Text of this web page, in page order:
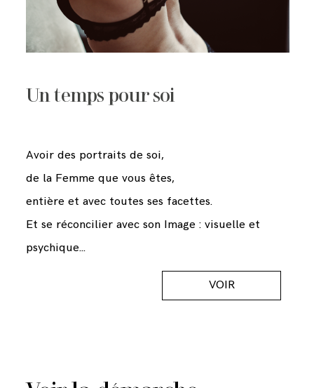
Un temps pour soi
Avoir des portraits de soi,
de la Femme que vous êtes,
entière et avec toutes ses facettes.
Et se réconcilier avec son Image : visuelle et
psychique...
VOIR